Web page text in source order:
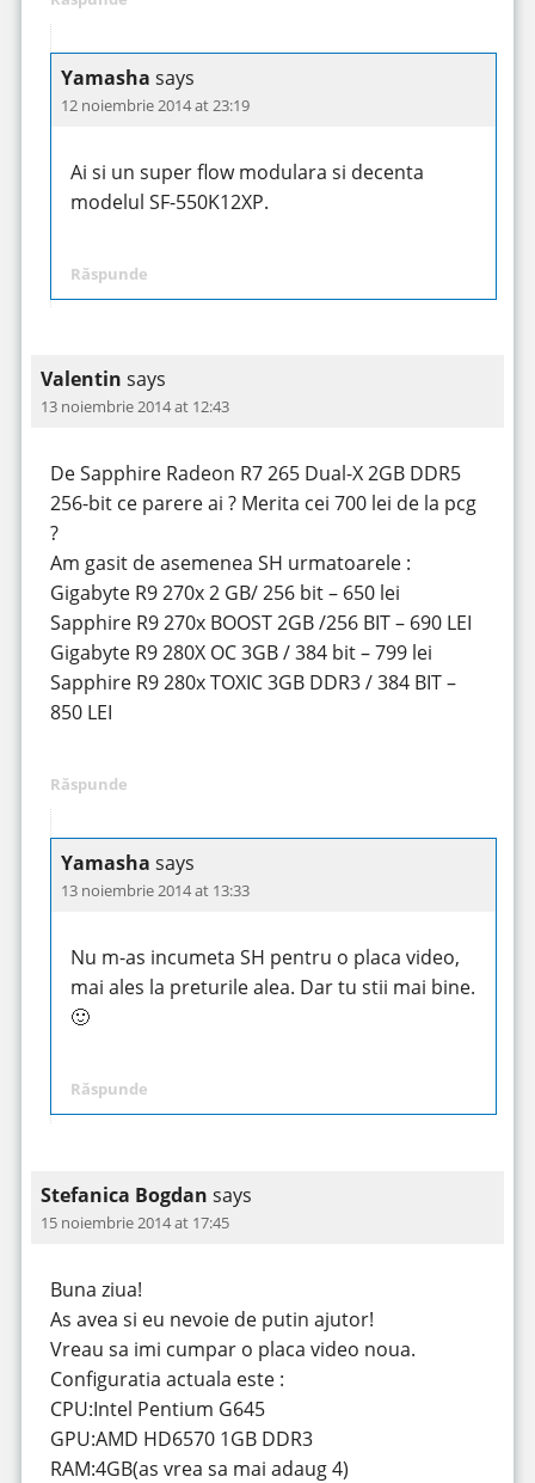
Yamasha says
12 noiembrie 2014 at 23:19
Ai si un super flow modulara si decenta
modelul SF-550K12XP.
Răspunde
Valentin says
13 noiembrie 2014 at 12:43
De Sapphire Radeon R7 265 Dual-X 2GB DDR5
256-bit ce parere ai ? Merita cei 700 lei de la pcg
?
Am gasit de asemenea SH urmatoarele :
Gigabyte R9 270x 2 GB/ 256 bit – 650 lei
Sapphire R9 270x BOOST 2GB /256 BIT – 690 LEI
Gigabyte R9 280X OC 3GB / 384 bit – 799 lei
Sapphire R9 280x TOXIC 3GB DDR3 / 384 BIT –
850 LEI
Răspunde
Yamasha says
13 noiembrie 2014 at 13:33
Nu m-as incumeta SH pentru o placa video,
mai ales la preturile alea. Dar tu stii mai bine.
🙂
Răspunde
Stefanica Bogdan says
15 noiembrie 2014 at 17:45
Buna ziua!
As avea si eu nevoie de putin ajutor!
Vreau sa imi cumpar o placa video noua.
Configuratia actuala este :
CPU:Intel Pentium G645
GPU:AMD HD6570 1GB DDR3
RAM:4GB(as vrea sa mai adaug 4)